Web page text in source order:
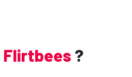
Flirtbees ?